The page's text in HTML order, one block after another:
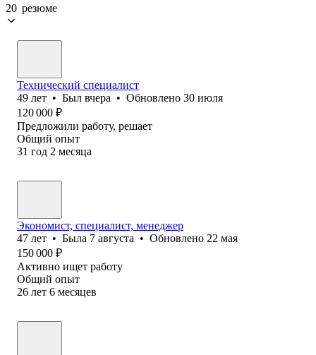
20 резюме
Технический специалист
49 лет • Был вчера • Обновлено 30 июля
120 000 ₽
Предложили работу, решает
Общий опыт
31 год 2 месяца
Экономист, специалист, менеджер
47 лет • Была 7 августа • Обновлено 22 мая
150 000 ₽
Активно ищет работу
Общий опыт
26 лет 6 месяцев